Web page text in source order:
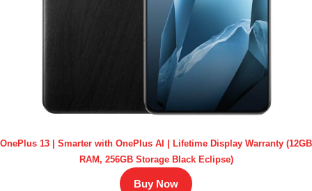
OnePlus 13 | Smarter with OnePlus AI | Lifetime Display Warranty (12GB
RAM, 256GB Storage Black Eclipse)
Buy Now